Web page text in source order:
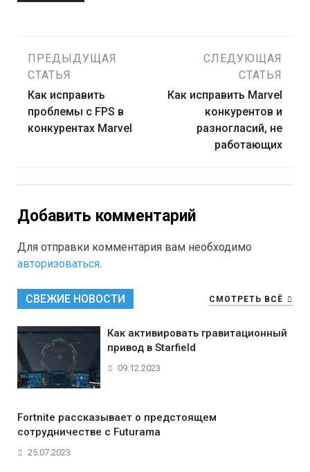
Навигация
по
записям
ПРЕДЫДУЩАЯ
СТАТЬЯ
Как исправить
проблемы с FPS в
конкурентах Marvel
СЛЕДУЮЩАЯ
СТАТЬЯ
Как исправить Marvel
конкурентов и
разногласий, не
работающих
Добавить комментарий
Для отправки комментария вам необходимо
авторизоваться.
СВЕЖИЕ НОВОСТИ СМОТРЕТЬ ВСЁ
Как активировать гравитационный
привод в Starfield
09.12.2023
Fortnite рассказывает о предстоящем
сотрудничестве с Futurama
25.07.2023